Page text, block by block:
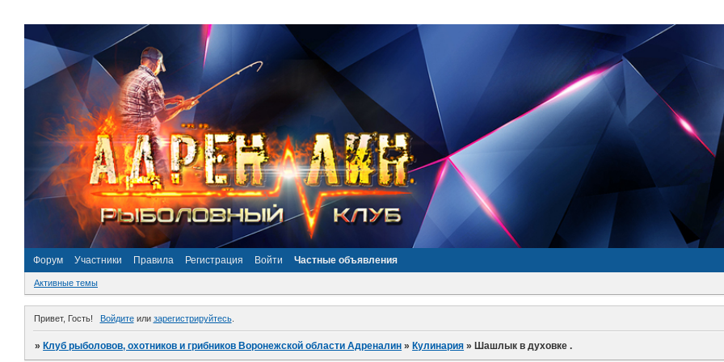
Форум Участники Правила Регистрация Войти Частные объявления
Активные темы
Привет, Гость! Войдитеили зарегистрируйтесь.
» Клуб рыболовов, охотников и грибников Воронежской области Адреналин » Кулинария » Шашлык в духовке .